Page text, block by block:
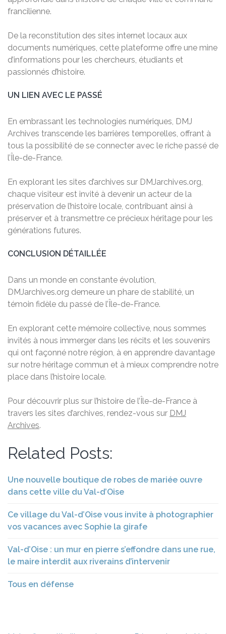
francilienne.
De la reconstitution des sites internet locaux aux
documents numériques, cette plateforme offre une mine
d’informations pour les chercheurs, étudiants et
passionnés d’histoire.
UN LIEN AVEC LE PASSÉ
En embrassant les technologies numériques, DMJ
Archives transcende les barrières temporelles, offrant à
tous la possibilité de se connecter avec le riche passé de
l’Île-de-France.
En explorant les sites d’archives sur DMJarchives.org,
chaque visiteur est invité à devenir un acteur de la
préservation de l’histoire locale, contribuant ainsi à
préserver et à transmettre ce précieux héritage pour les
générations futures.
CONCLUSION DÉTAILLÉE
Dans un monde en constante évolution,
DMJarchives.org demeure un phare de stabilité, un
témoin fidèle du passé de l’Île-de-France.
En explorant cette mémoire collective, nous sommes
invités à nous immerger dans les récits et les souvenirs
qui ont façonné notre région, à en apprendre davantage
sur notre héritage commun et à mieux comprendre notre
place dans l’histoire locale.
Pour découvrir plus sur l’histoire de l’Île-de-France à
travers les sites d’archives, rendez-vous sur DMJ
Archives.
Related Posts:
Une nouvelle boutique de robes de mariée ouvre
dans cette ville du Val-d’Oise
Ce village du Val-d’Oise vous invite à photographier
vos vacances avec Sophie la girafe
Val-d’Oise : un mur en pierre s’effondre dans une rue,
le maire interdit aux riverains d’intervenir
Tous en défense